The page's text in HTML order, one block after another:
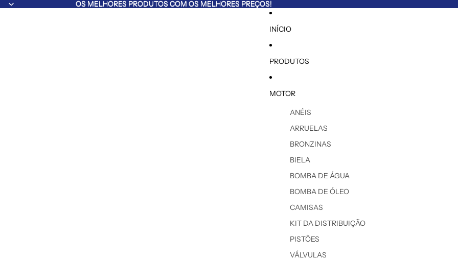
OS MELHORES PRODUTOS COM OS MELHORES PREÇOS!
OS MELHORES PRODUTOS COM OS MELHORES PREÇOS!
INÍCIO
PRODUTOS
MOTOR
ANÉIS
ARRUELAS
BRONZINAS
BIELA
BOMBA DE ÁGUA
BOMBA DE ÓLEO
CAMISAS
KIT DA DISTRIBUIÇÃO
PISTÕES
VÁLVULAS